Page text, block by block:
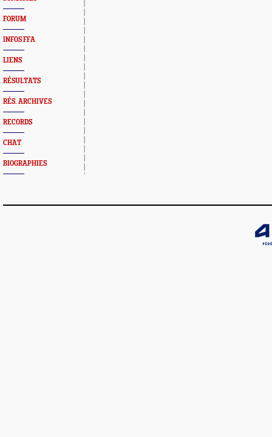
FORUM
INFOS FFA
LIENS
RÉSULTATS
RÉS. ARCHIVES
RECORDS
CHAT
BIOGRAPHIES